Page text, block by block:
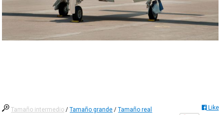
Tamaño intermedio /Tamaño grande /Tamaño real Like